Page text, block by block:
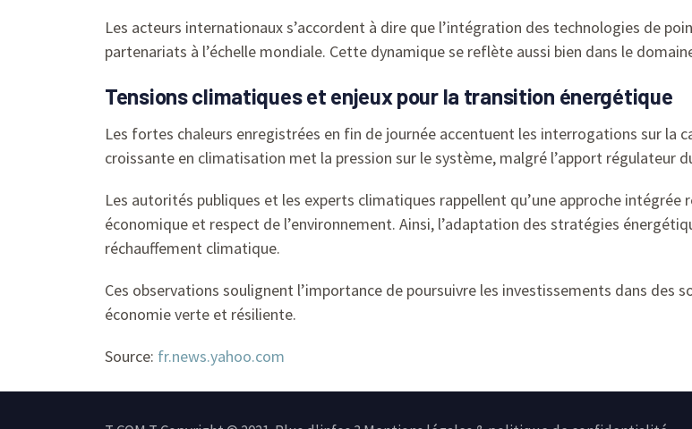
Les acteurs internationaux s’accordent à dire que l’intégration des technologies de
partenariats à l’échelle mondiale. Cette dynamique se reflète aussi bien dans le
Tensions climatiques et enjeux pour la transition énergétique
Les fortes chaleurs enregistrées en fin de journée accentuent les interrogations sur la
croissante en climatisation met la pression sur le système, malgré l’apport régulateur
Les autorités publiques et les experts climatiques rappellent qu’une approche
économique et respect de l’environnement. Ainsi, l’adaptation des stratégies
réchauffement climatique.
Ces observations soulignent l’importance de poursuivre les investissements dans des
économie verte et résiliente.
Source: fr.news.yahoo.com